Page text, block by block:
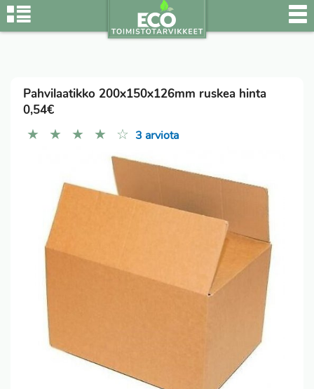
Pahvilaatikko 200x150x126mm ruskea hinta
0,54€
★ ★ ★ ★ ☆ 3 arviota